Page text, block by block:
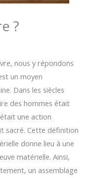
?
nous y répondons
un moyen
Dans les siècles
des hommes était
une action
sacré. Cette définition
donne lieu à une
matérielle. Ainsi,
un assemblage